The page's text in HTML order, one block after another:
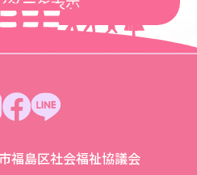
福島区社会福祉協議会